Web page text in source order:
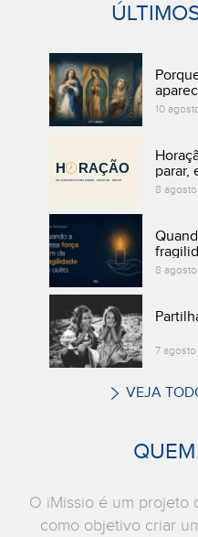
10
parar,
8
8
7 agosto
VEJA
O iMissio é um projeto
como objetivo criar